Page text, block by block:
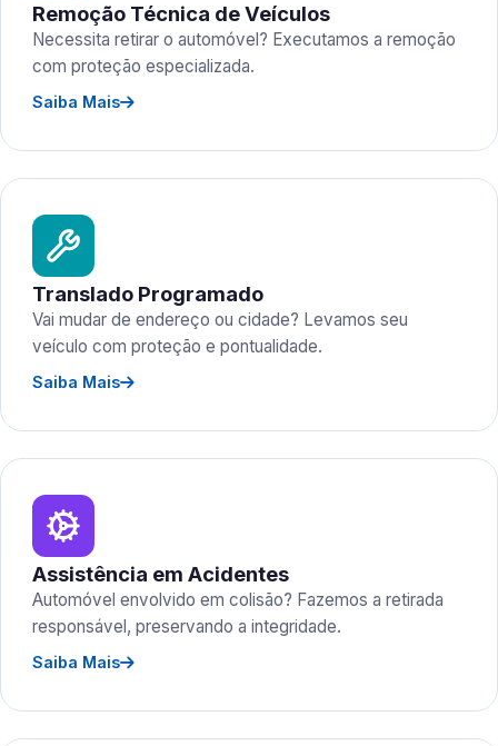
Remoção Técnica de Veículos
Necessita retirar o automóvel? Executamos a remoção
com proteção especializada.
Saiba Mais
Translado Programado
Vai mudar de endereço ou cidade? Levamos seu
veículo com proteção e pontualidade.
Saiba Mais
Assistência em Acidentes
Automóvel envolvido em colisão? Fazemos a retirada
responsável, preservando a integridade.
Saiba Mais